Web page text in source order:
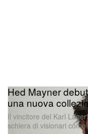
Hed Mayner
una nuova
Il vincitore del Karl
schiera di visionari